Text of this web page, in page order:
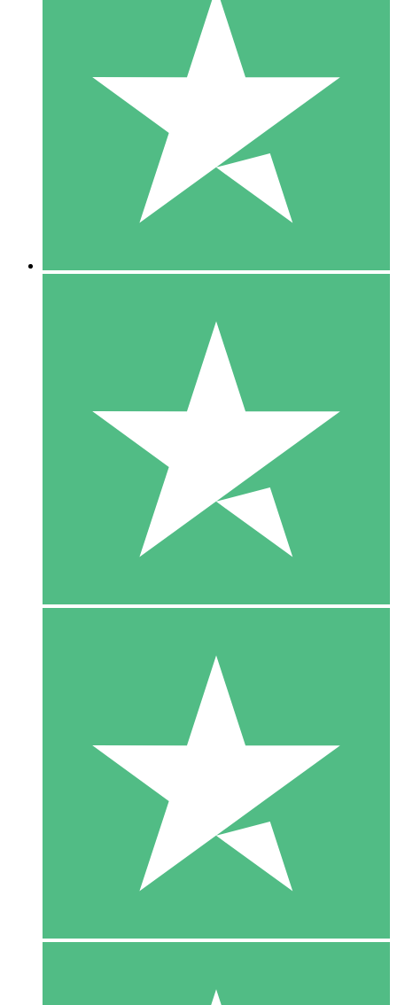
Paquetes de Créditos Individuales
Paga según el uso con créditos de descarga. Sin compromiso
10 00
10 Descargas
20 00